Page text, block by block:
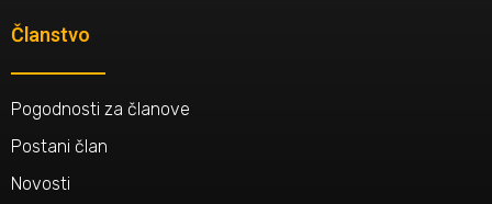
Članstvo
Pogodnosti za članove
Postani član
Novosti